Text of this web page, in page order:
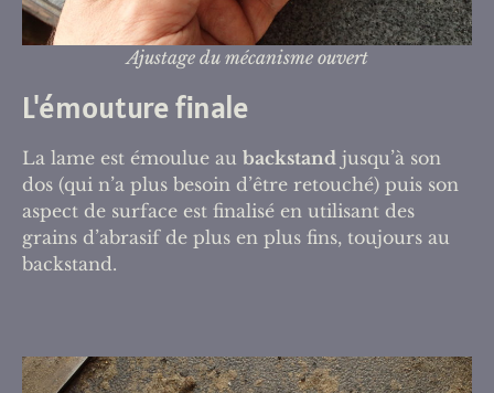
Ajustage du mécanisme ouvert
L'émouture finale
La lame est émoulue au backstand jusqu’à son
dos (qui n’a plus besoin d’être retouché) puis son
aspect de surface est finalisé en utilisant des
grains d’abrasif de plus en plus fins, toujours au
backstand.